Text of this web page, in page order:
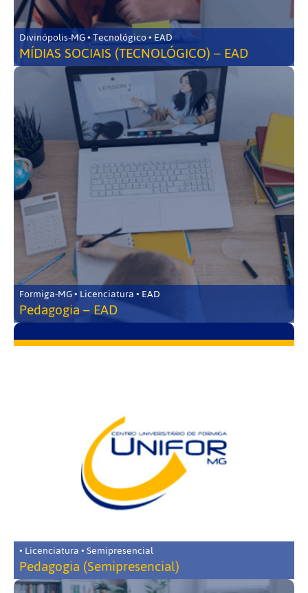
Divinópolis-MG • Tecnológico • EAD
MÍDIAS SOCIAIS (TECNOLÓGICO) – EAD
Formiga-MG • Licenciatura • EAD
Pedagogia – EAD
• Licenciatura • Semipresencial
Pedagogia (Semipresencial)